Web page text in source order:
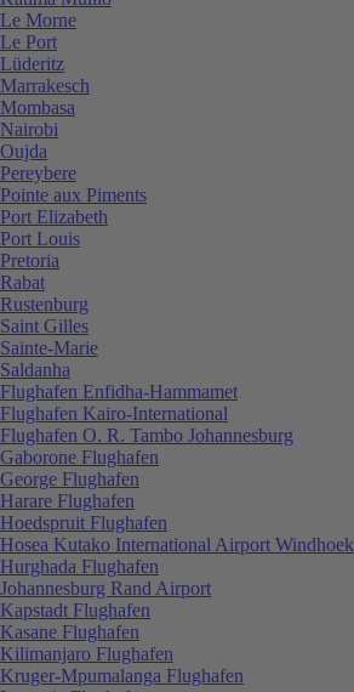
Le Morne
Le Port
Lüderitz
Marrakesch
Mombasa
Nairobi
Oujda
Pereybere
Pointe aux Piments
Port Elizabeth
Port Louis
Pretoria
Rabat
Rustenburg
Saint Gilles
Sainte-Marie
Saldanha
Flughafen Enfidha-Hammamet
Flughafen Kairo-International
Flughafen O. R. Tambo Johannesburg
Gaborone Flughafen
George Flughafen
Harare Flughafen
Hoedspruit Flughafen
Hosea Kutako International Airport Windhoek
Hurghada Flughafen
Johannesburg Rand Airport
Kapstadt Flughafen
Kasane Flughafen
Kilimanjaro Flughafen
Kruger-Mpumalanga Flughafen